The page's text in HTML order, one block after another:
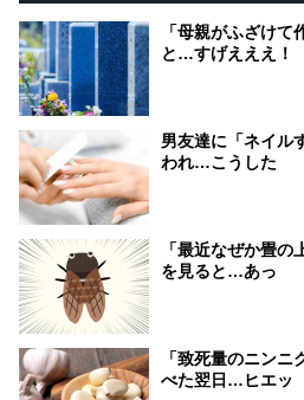
「母親がふざけ
と…すげえええ！
男友達に「ネイル
われ…こうした
「最近なぜか畳
を見ると…あっ
「致死量のニン
べた翌日…ヒエッ